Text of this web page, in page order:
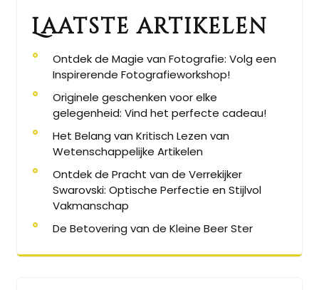
Laatste artikelen
Ontdek de Magie van Fotografie: Volg een
Inspirerende Fotografieworkshop!
Originele geschenken voor elke
gelegenheid: Vind het perfecte cadeau!
Het Belang van Kritisch Lezen van
Wetenschappelijke Artikelen
Ontdek de Pracht van de Verrekijker
Swarovski: Optische Perfectie en Stijlvol
Vakmanschap
De Betovering van de Kleine Beer Ster